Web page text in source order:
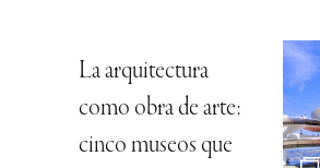
La arquitectura
como obra de arte:
cinco museos que